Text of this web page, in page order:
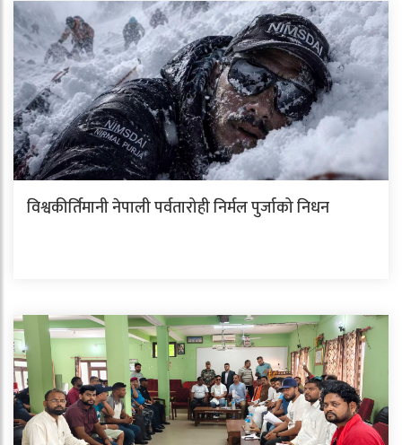
विश्वकीर्तिमानी नेपाली पर्वतारोही निर्मल पुर्जाको निधन